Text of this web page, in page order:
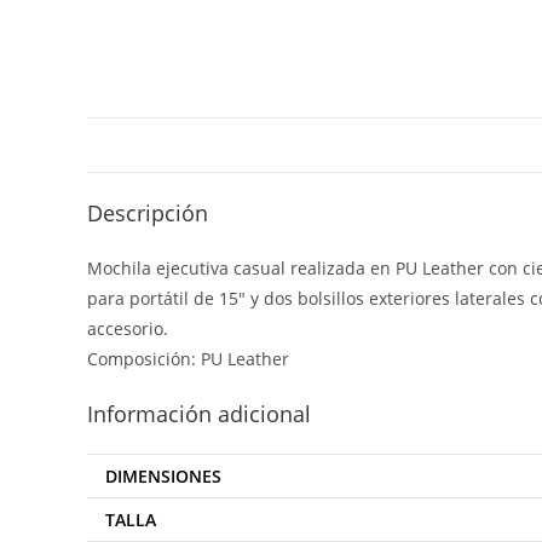
Descripción
Mochila ejecutiva casual realizada en PU Leather con
para portátil de 15″ y dos bolsillos exteriores laterales
accesorio.
Composición: PU Leather
Información adicional
DIMENSIONES
TALLA